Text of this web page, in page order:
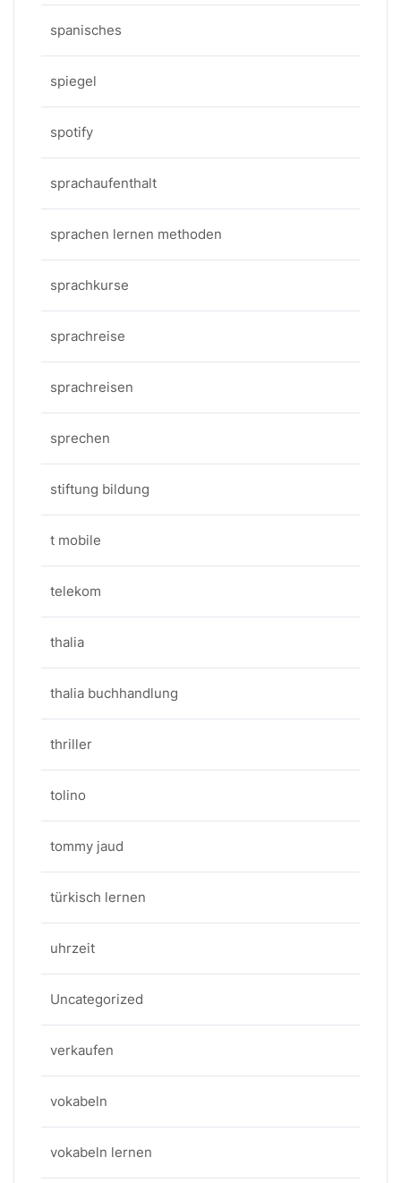
spanisches
spiegel
spotify
sprachaufenthalt
sprachen lernen methoden
sprachkurse
sprachreise
sprachreisen
sprechen
stiftung bildung
t mobile
telekom
thalia
thalia buchhandlung
thriller
tolino
tommy jaud
türkisch lernen
uhrzeit
Uncategorized
verkaufen
vokabeln
vokabeln lernen